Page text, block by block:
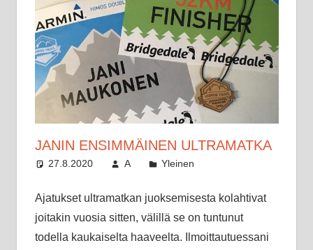
JANIN ENSIMMÄINEN ULTRAMATKA
27.8.2020 A Yleinen
Ajatukset ultramatkan juoksemisesta kolahtivat
joitakin vuosia sitten, välillä se on tuntunut
todella kaukaiselta haaveelta. Ilmoittautuessani